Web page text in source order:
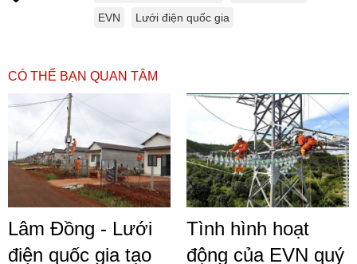
EVN
Lưới điện quốc gia
CÓ THỂ BẠN QUAN TÂM
Lâm Đồng - Lưới
điện quốc gia tạo
Tình hình hoạt
động của EVN quý